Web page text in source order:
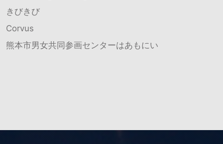
きびきび
Corvus
熊本市男女共同参画センターはあもにい